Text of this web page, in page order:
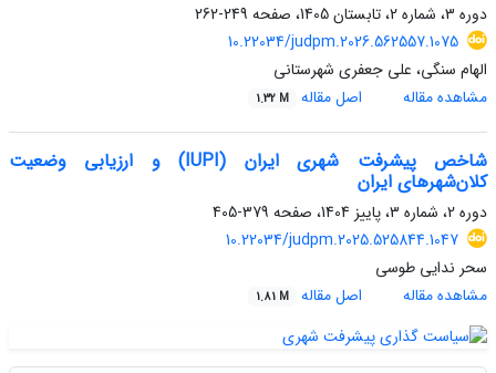
دوره 3، شماره 2، تابستان 1405، صفحه
249-262
10.22034/judpm.2026.562557.1075
الهام سنگی، علی جعفری شهرستانی
مشاهده مقاله
اصل مقاله 1.32 M
شاخص پیشرفت شهری ایران (IUPI) و ارزیابی وضعیت
کلان‌شهرهای ایران
دوره 2، شماره 3، پاییز 1404، صفحه
379-405
10.22034/judpm.2025.525844.1047
سحر ندایی طوسی
مشاهده مقاله
اصل مقاله 1.81 M